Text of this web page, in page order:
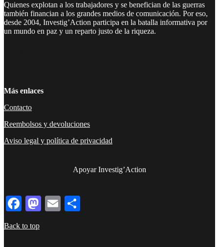
Quienes explotan a los trabajadores y se benefician de las guerras
también financian a los grandes medios de comunicación. Por eso,
desde 2004, Investig’Action participa en la batalla informativa por
un mundo en paz y un reparto justo de la riqueza.
Más enlaces
Contacto
Reembolsos y devoluciones
Aviso legal y política de privacidad
Apoyar Investig’Action
Facebook
Mastodon
Email
Back to top